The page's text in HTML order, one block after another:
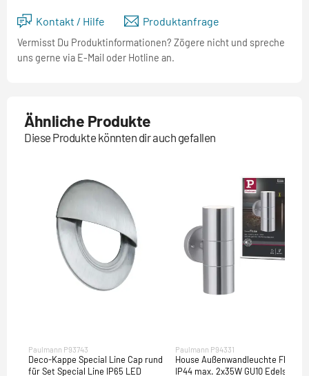
Kontakt / Hilfe Produktanfrage
Vermisst Du Produktinformationen? Zögere nicht und spreche
uns gerne via E-Mail oder Hotline an.
Ähnliche Produkte
Diese Produkte könnten dir auch gefallen
Paulmann P93743
Deco-Kappe Special Line Cap rund
für Set Special Line IP65 LED
Paulmann P94331
House Außenwandleuchte Flame
IP44 max. 2x35W GU10 Edelstahl